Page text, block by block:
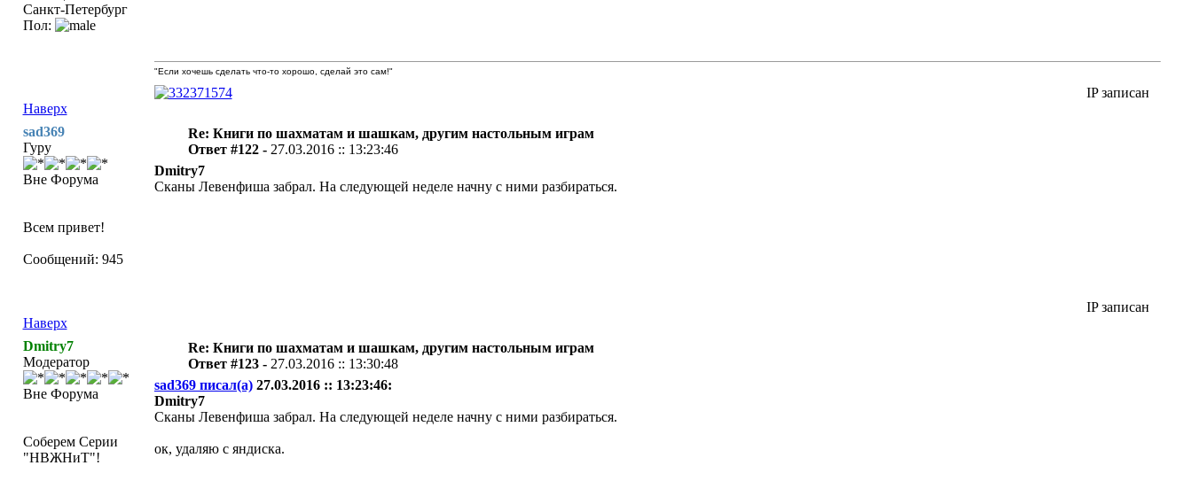
Санкт-Петербург
Пол:
Наверх
"Если хочешь сделать что-то хорошо, сделай это сам!"
IP записан
sad369
Гуру
Вне Форума
Всем привет!
Сообщений: 945
Re: Книги по шахматам и шашкам, другим настольным играм
Ответ #122 - 27.03.2016 :: 13:23:46
Dmitry7
Сканы Левенфиша забрал. На следующей неделе начну с ними разбираться.
Наверх
IP записан
Dmitry7
Модератор
Вне Форума
Соберем Серии
"НВЖНиТ"!
Re: Книги по шахматам и шашкам, другим настольным играм
Ответ #123 - 27.03.2016 :: 13:30:48
sad369 писал(а)27.03.2016 :: 13:23:46:
Dmitry7
Сканы Левенфиша забрал. На следующей неделе начну с ними разбираться.
ок, удаляю с яндиска.